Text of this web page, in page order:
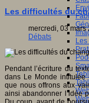
Les difficultés du
mercredi, 03 mars
Débats
Pendant l’écriture du
dans Le Monde intitulée
que nous offrons aux
ainsi abandonner l’idée